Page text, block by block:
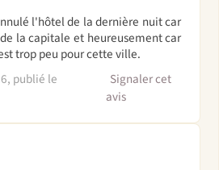
l'hôtel de la dernière nuit car
la capitale et heureusement car
trop peu pour cette ville.
publié le
Signaler cet
avis